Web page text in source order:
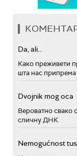
Da, ali...
Како преживети
шта нас
Dvojnik mog oca
Вероватно свако
сличну ДНК
Nemogućnost